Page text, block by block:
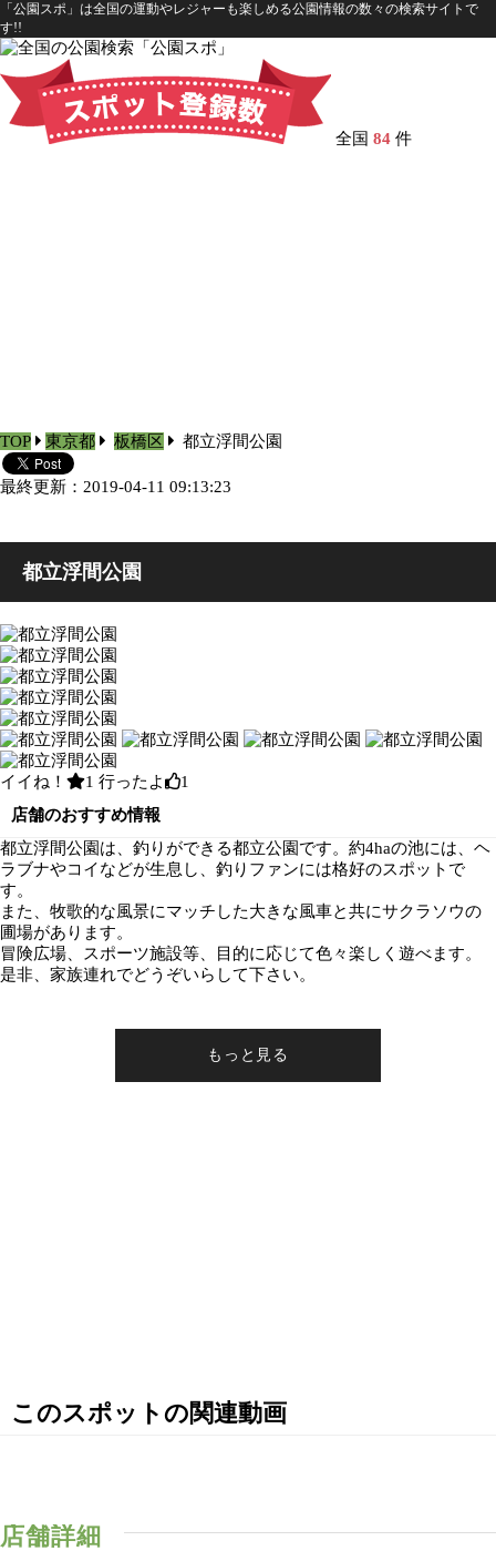
「公園スポ」は全国の運動やレジャーも楽しめる公園情報の数々の検索サイトで
す!!
全国 84 件
TOP 東京都 板橋区 都立浮間公園
最終更新：2019-04-11 09:13:23
都立浮間公園
イイね！ 1 行ったよ
1
店舗のおすすめ情報
都立浮間公園は、釣りができる都立公園です。約4haの池には、ヘ
ラブナやコイなどが生息し、釣りファンには格好のスポットで
す。
また、牧歌的な風景にマッチした大きな風車と共にサクラソウの
圃場があります。
冒険広場、スポーツ施設等、目的に応じて色々楽しく遊べます。
是非、家族連れでどうぞいらして下さい。
このスポットの関連動画
店舗詳細